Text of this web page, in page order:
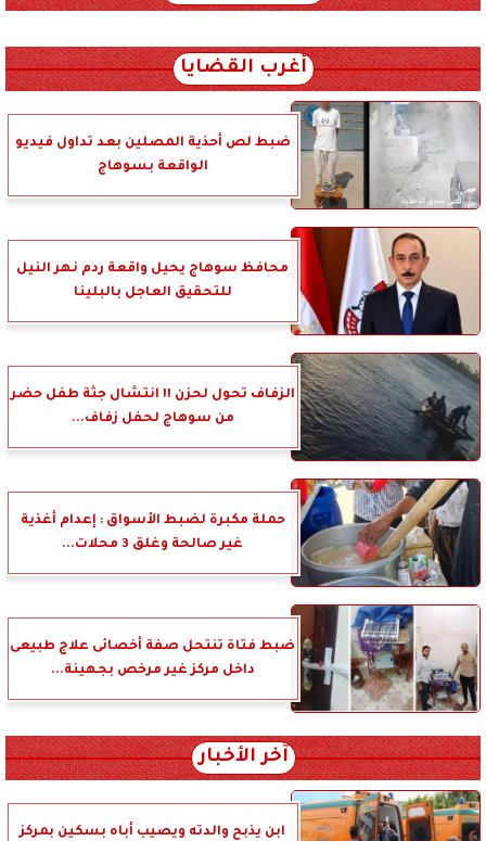
أغرب القضايا
ضبط لص أحذية المصلين بعد تداول فيديو
الواقعة بسوهاج
محافظ سوهاج يحيل واقعة ردم نهر النيل
للتحقيق العاجل بالبلينا
الزفاف تحول لحزن !! انتشال جثة طفل حضر
من سوهاج لحفل زفاف...
حملة مكبرة لضبط الأسواق : إعدام أغذية
غير صالحة وغلق 3 محلات...
ضبط فتاة تنتحل صفة أخصائى علاج طبيعى
داخل مركز غير مرخص بجهينة...
آخر الأخبار
ابن يذبح والدته ويصيب أباه بسكين بمركز